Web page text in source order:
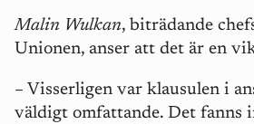
Malin Wulkan, biträdande
Unionen, anser att det är en
– Visserligen var klausulen i
väldigt omfattande. Det fanns